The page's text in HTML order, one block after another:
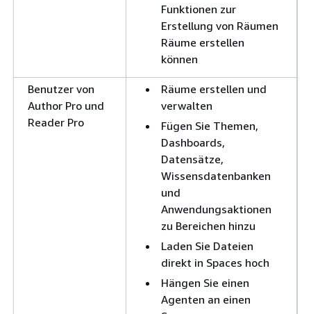
Funktionen zur
Erstellung von Räumen
Räume erstellen
können
Benutzer von
Author Pro und
Reader Pro
Räume erstellen und
verwalten
Fügen Sie Themen,
Dashboards,
Datensätze,
Wissensdatenbanken
und
Anwendungsaktionen
zu Bereichen hinzu
Laden Sie Dateien
direkt in Spaces hoch
Hängen Sie einen
Agenten an einen